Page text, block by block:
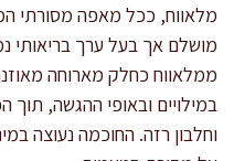
מלאווח, ככל מאפה מסורתי
מושלם אך בעל ערך בריאותי
ממלאווח כחלק מארוחה
במילויים ובאופי ההגשה, תוך
וחלבון רזה. החוכמה נעוצה